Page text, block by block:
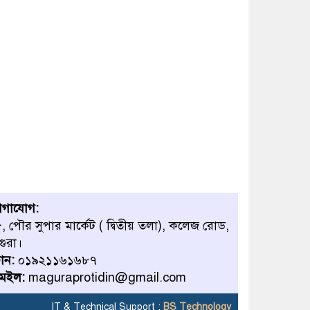
পৌর সুপার মার্কেট ( দ্বিতীয় তলা), কলেজ রোড,
০১৯২১১৬১৬৮৭
maguraprotidin@gmail.com
IT & Technical Support : BS Technology